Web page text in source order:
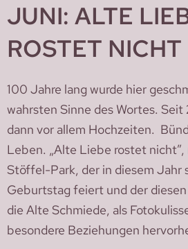
JUNI: ALTE
ROSTET NICHT
100 Jahre lang wurde hier
wahrsten Sinne des Wortes.
dann vor allem Hochzeiten.
Leben. „Alte Liebe rostet
Stöffel-Park, der in diesem Jahr
Geburtstag feiert und der
die Alte Schmiede, als
besondere Beziehungen